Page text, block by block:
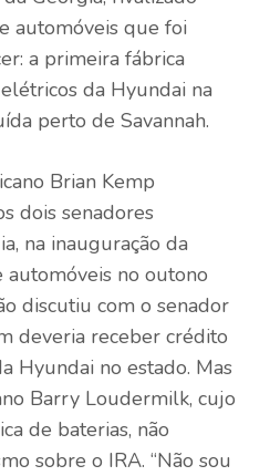
automóveis que foi
a primeira fábrica
da Hyundai na
perto de Savannah.
Brian Kemp
dois senadores
na inauguração da
automóveis no outono
discutiu com o senador
deveria receber crédito
Hyundai no estado. Mas
Barry Loudermilk, cujo
de baterias, não
sobre o IRA. “Não sou